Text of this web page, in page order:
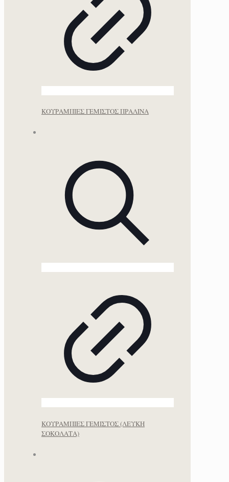
ΚΟΥΡΑΜΠΙΕΣ ΓΕΜΙΣΤΟΣ ΠΡΑΛΙΝΑ
ΚΟΥΡΑΜΠΙΕΣ ΓΕΜΙΣΤΟΣ (ΛΕΥΚΗ
ΣΟΚΟΛΑΤΑ)